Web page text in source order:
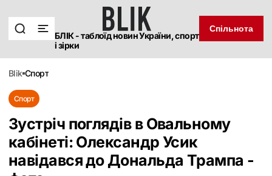
БЛІК - таблоїд новин України, спорт
і зірки
Спільнота
blik спорт
Спорт
Зустріч поглядів в Овальному
кабінеті: Олександр Усик
навідався до Дональда Трампа -